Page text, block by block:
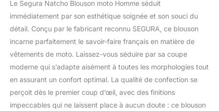
Le Segura Natcho Blouson moto Homme séduit
immédiatement par son esthétique soignée et son souci du
détail. Conçu par le fabricant reconnu SEGURA, ce blouson
incarne parfaitement le savoir-faire français en matière de
vêtements de moto. Laissez-vous séduire par sa coupe
moderne qui s’adapte aisément à toutes les morphologies tout
en assurant un confort optimal. La qualité de confection se
perçoit dès le premier coup d’œil, avec des finitions
impeccables qui ne laissent place à aucun doute : ce blouson